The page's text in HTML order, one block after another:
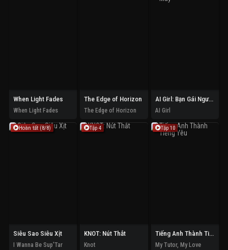
When Light Fades
When Light Fades
The Edge of Horizon
The Edge of Horizon
AI Girl: Bạn Gái Người Máy
AI Girl
Hoàn tất (8/8)
Siêu Sao Siêu Xịt
I Wanna Be Sup'Tar
Tập 4
KNOT: Nút Thắt
Knot
Tập 10
Tiếng Anh Thành Tiếng Yêu
My Tutor, My Love